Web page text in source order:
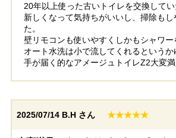
工事実績をもっと見る
20年以上使った古いトイレを交換してい
新しくなって気持ちがいいし、掃除もし
た。
壁リモコンも使いやすくしかもシャワ
オート水洗は小で流してくれるというか
手が届く的なアメージュトイレZ2大変満
2025/07/14 B.H さん ★★★★★